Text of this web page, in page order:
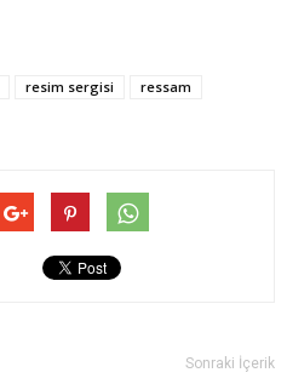
resim sergisi
ressam
Sonraki İçerik